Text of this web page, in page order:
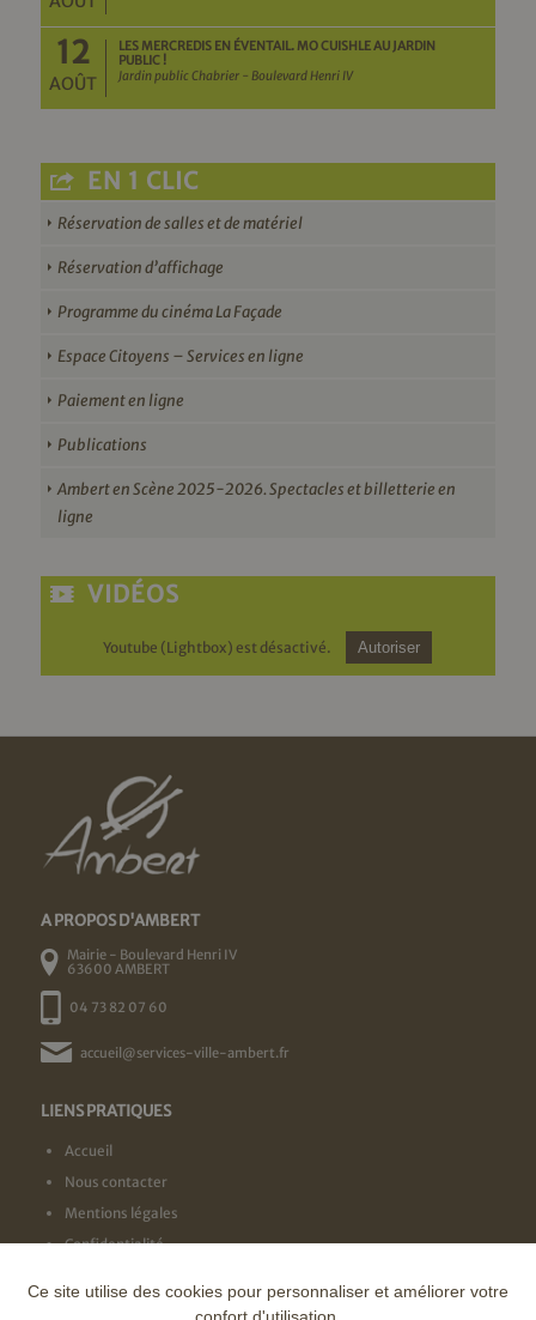
12
AOÛT
LES MERCREDIS EN ÉVENTAIL. MO CUISHLE AU JARDIN
PUBLIC !
Jardin public Chabrier - Boulevard Henri IV
EN 1 CLIC
Réservation de salles et de matériel
Réservation d’affichage
Programme du cinéma La Façade
Espace Citoyens – Services en ligne
Paiement en ligne
Publications
Ambert en Scène 2025-2026. Spectacles et billetterie en
ligne
VIDÉOS
Youtube (Lightbox) est désactivé. Autoriser
A PROPOS D'AMBERT
Mairie - Boulevard Henri IV
63600 AMBERT
04 73 82 07 60
accueil@services-ville-ambert.fr
LIENS PRATIQUES
Accueil
Nous contacter
Mentions légales
Confidentialité
NOS LABELS
Ce site utilise des cookies pour personnaliser et améliorer votre